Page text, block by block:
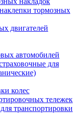
тормозных
двигателей
автомобилей
для
колес
тележек
транспортировки